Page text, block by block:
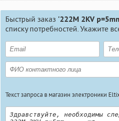
Быстрый заказ '222M 2KV
списку потребностей. Укажите
Текст запроса в магазин электроники